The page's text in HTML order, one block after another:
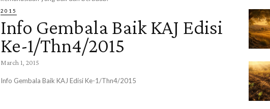
2015
Info Gembala Baik KAJ Edisi
Ke-1/Thn4/2015
March 1, 2015
Info Gembala Baik KAJ Edisi Ke-1/Thn4/2015